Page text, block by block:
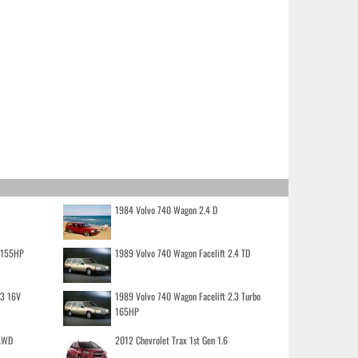
1984 Volvo 740 Wagon 2.4 D
1989 Volvo 740 Wagon Facelift 2.4 TD
16V
1989 Volvo 740 Wagon Facelift 2.3 Turbo
165HP
2012 Chevrolet Trax 1st Gen 1.6